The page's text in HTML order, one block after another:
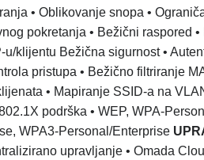
• Oblikovanje snopa •
pokretanja • Bežični raspored
u/klijentu Bežična sigurnost •
pristupa • Bežično filtriranje
• Mapiranje SSID-a na
podrška • WEP, WPA-
WPA3-Personal/Enterprise
upravljanje • Omada